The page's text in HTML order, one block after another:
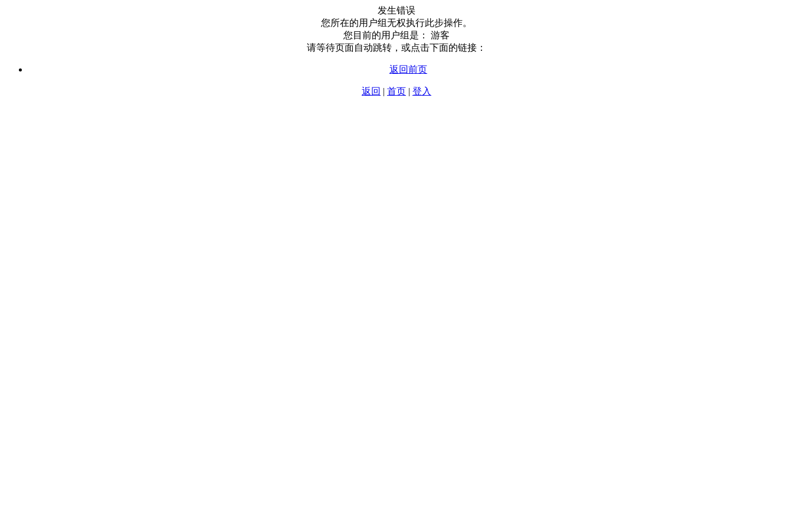
发生错误
您所在的用户组无权执行此步操作。
您目前的用户组是： 游客
请等待页面自动跳转，或点击下面的链接：
返回前页
返回 | 首页 | 登入